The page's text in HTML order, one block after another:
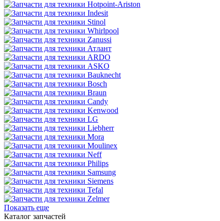
Показать еще
Каталог запчастей